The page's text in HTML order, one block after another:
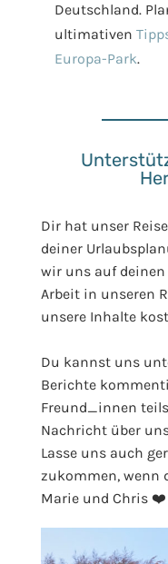
Deutschland.
ultimativen
Europa-Park.
Dir hat unser
deiner
wir uns auf
Arbeit in unseren
unsere Inhalte
Du kannst uns
Berichte
Freund_innen
Nachricht über
Lasse uns auch
zukommen, wenn
Marie und Chris ❤️